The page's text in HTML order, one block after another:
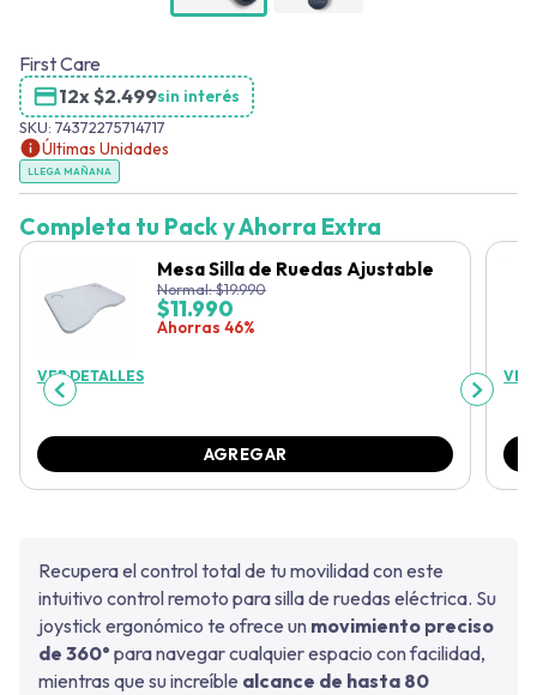
First Care
LLEGA MAÑANA
12x$2.499sin interés
SKU: 74372275714717
Recupera el control total de tu movilidad con este
intuitivo control remoto para silla de ruedas eléctrica. Su
joystick ergonómico te ofrece un movimiento preciso
de 360° para navegar cualquier espacio con facilidad,
mientras que su increíble alcance de hasta 80
Últimas Unidades
Completa tu Pack y Ahorra Extra
Mesa Silla de Ruedas Ajustable
Normal:$19.990
$11.990
Ahorras 46%
VER DETALLES
AGREGAR
VER